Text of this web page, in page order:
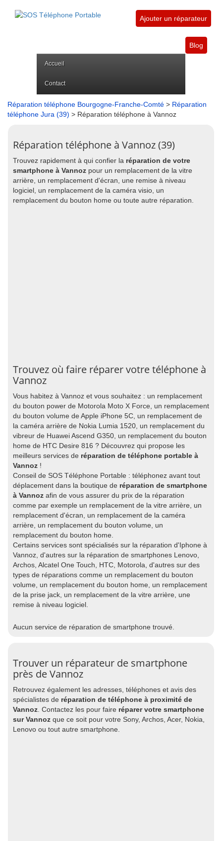
Ajouter un réparateur
Blog
Accueil
Contact
Réparation téléphone Bourgogne-Franche-Comté > Réparation
téléphone Jura (39) > Réparation téléphone à Vannoz
Réparation téléphone à Vannoz (39)
Trouvez rapidement à qui confier la réparation de votre
smartphone à Vannoz pour un remplacement de la vitre
arrière, un remplacement d'écran, une remise à niveau
logiciel, un remplacement de la caméra visio, un
remplacement du bouton home ou toute autre réparation.
Trouvez où faire réparer votre téléphone à
Vannoz
Vous habitez à Vannoz et vous souhaitez : un remplacement
du bouton power de Motorola Moto X Force, un remplacement
du bouton volume de Apple iPhone 5C, un remplacement de
la caméra arrière de Nokia Lumia 1520, un remplacement du
vibreur de Huawei Ascend G350, un remplacement du bouton
home de HTC Desire 816 ? Découvrez qui propose les
meilleurs services de réparation de téléphone portable à
Vannoz !
Conseil de SOS Téléphone Portable : téléphonez avant tout
déplacement dans la boutique de réparation de smartphone
à Vannoz afin de vous assurer du prix de la réparation
comme par exemple un remplacement de la vitre arrière, un
remplacement d'écran, un remplacement de la caméra
arrière, un remplacement du bouton volume, un
remplacement du bouton home.
Certains services sont spécialisés sur la réparation d'Iphone à
Vannoz, d'autres sur la réparation de smartphones Lenovo,
Archos, Alcatel One Touch, HTC, Motorola, d'autres sur des
types de réparations comme un remplacement du bouton
volume, un remplacement du bouton home, un remplacement
de la prise jack, un remplacement de la vitre arrière, une
remise à niveau logiciel.
Aucun service de réparation de smartphone trouvé.
Trouver un réparateur de smartphone
près de Vannoz
Retrouvez également les adresses, téléphones et avis des
spécialistes de réparation de téléphone à proximité de
Vannoz . Contactez les pour faire réparer votre smartphone
sur Vannoz que ce soit pour votre Sony, Archos, Acer, Nokia,
Lenovo ou tout autre smartphone.